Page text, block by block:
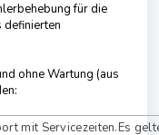
für die
ohne Wartung (aus
mit Servicezeiten.Es